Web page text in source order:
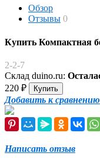
Обзор
Отзывы 0
Купить Компактная
2-2-7
Склад duino.ru:
220 ₽
Добавить к сравнению
Написать отзыв